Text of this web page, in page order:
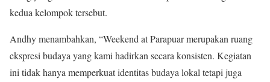
kedua kelompok tersebut.
Andhy menambahkan, “Weekend at Parapuar merupakan ruang
ekspresi budaya yang kami hadirkan secara konsisten. Kegiatan
ini tidak hanya memperkuat identitas budaya lokal tetapi juga